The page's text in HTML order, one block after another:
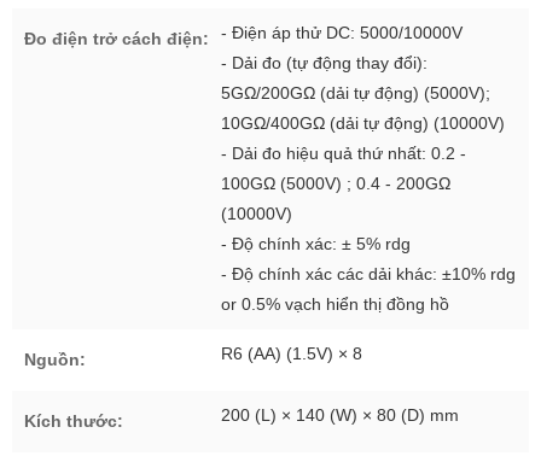
Đo điện trở cách điện:
- Điện áp thử DC: 5000/10000V
- Dải đo (tự động thay đổi):
5GΩ/200GΩ (dải tự động) (5000V);
10GΩ/400GΩ (dải tự động) (10000V)
- Dải đo hiệu quả thứ nhất: 0.2 -
100GΩ (5000V) ; 0.4 - 200GΩ
(10000V)
- Độ chính xác: ± 5% rdg
- Độ chính xác các dải khác: ±10% rdg
or 0.5% vạch hiển thị đồng hồ
Nguồn: R6 (AA) (1.5V) × 8
Kích thước: 200 (L) × 140 (W) × 80 (D) mm